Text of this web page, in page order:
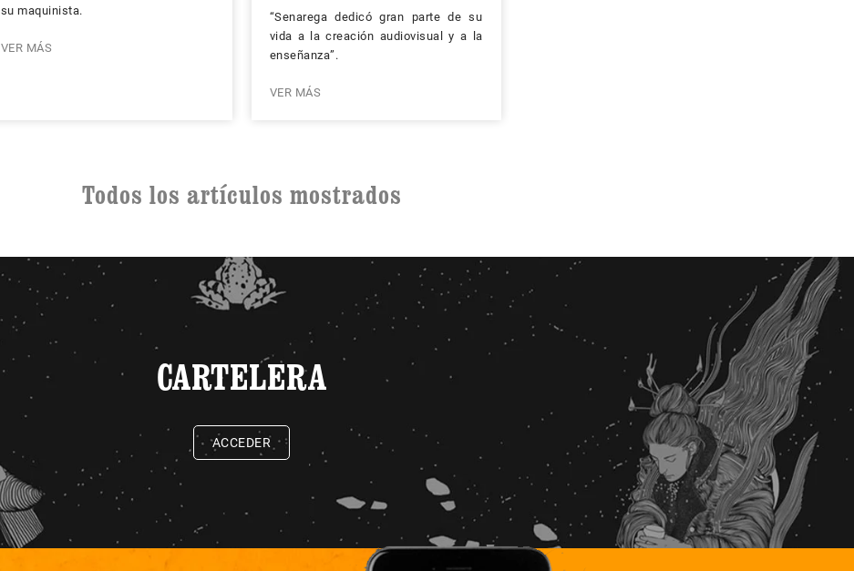
su maquinista.
VER MÁS
“Senarega dedicó gran parte de su
vida a la creación audiovisual y a la
enseñanza”.
VER MÁS
Todos los artículos mostrados
CARTELERA
ACCEDER